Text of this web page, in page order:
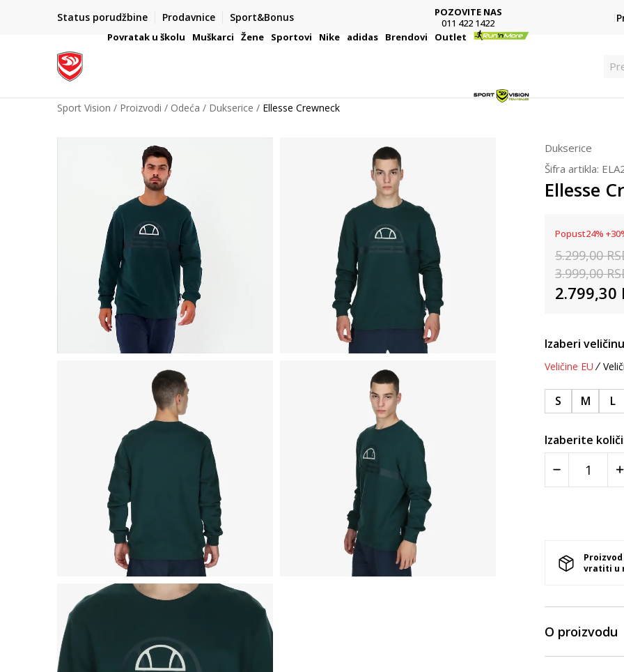
Status porudžbine Prodavnice Sport&Bonus
PLAĆANJE NA RATE
Kreditnim karticama BANCA INTESA platite na 9 rata
POZOVITE NAS
011 422 1422
Povratak u školu Muškarci Žene Sportovi Nike adidas Brendovi Outlet
Sport Vision Proizvodi Odeća Dukserice Ellesse Crewneck
Dukserice
Šifra artikla:
Ellesse
Popust24% +30
5.299,00
3.999,00
2.799,30
Izaberi
Veličine EU
S M L
Izaberite
vratiti u
O proizvodu